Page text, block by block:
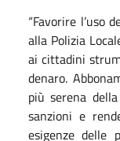
“Favorire l’uso
alla Polizia
ai cittadini
denaro.
più serena
sanzioni e
esigenze delle